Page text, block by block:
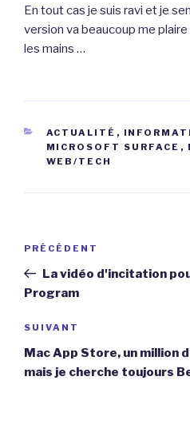
En tout cas je suis ravi et je
version va beaucoup me plaire
les mains …
CATÉGORIES
ACTUALITÉ ,
MICROSOFT SURFACE ,
WEB/TECH
Navigation
l’article
Article
précédent
PRÉCÉDENT
La vidéo d'incitation
Program
Article
suivant
SUIVANT
Mac App Store, un million
mais je cherche toujours